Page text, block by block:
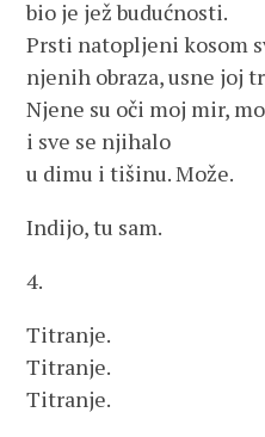
bio je jež budućnosti.
Prsti natopljeni kosom
njenih obraza, usne joj
Njene su oči moj mir,
i sve se njihalo
u dimu i tišinu. Može.
Indijo, tu sam.
4.
Titranje.
Titranje.
Titranje.